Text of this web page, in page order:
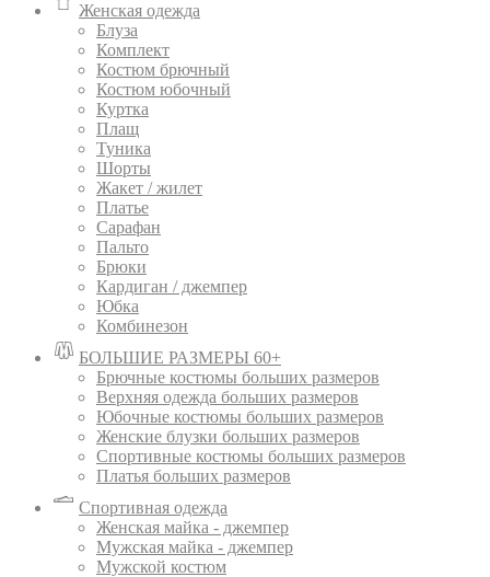
Женская одежда
Блуза
Комплект
Костюм брючный
Костюм юбочный
Куртка
Плащ
Туника
Шорты
Жакет / жилет
Платье
Сарафан
Пальто
Брюки
Кардиган / джемпер
Юбка
Комбинезон
БОЛЬШИЕ РАЗМЕРЫ 60+
Брючные костюмы больших размеров
Верхняя одежда больших размеров
Юбочные костюмы больших размеров
Женские блузки больших размеров
Спортивные костюмы больших размеров
Платья больших размеров
Спортивная одежда
Женская майка - джемпер
Мужская майка - джемпер
Мужской костюм